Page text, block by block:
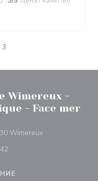
3
Wimereux -
- Face mer
Wimereux((открывается